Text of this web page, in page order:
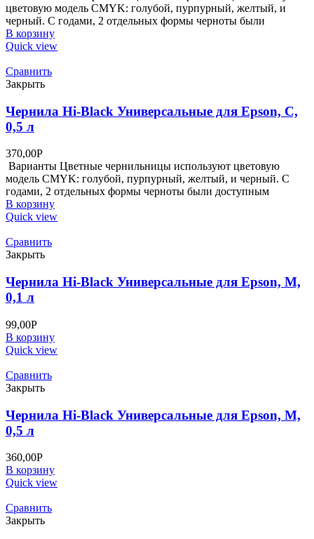
цветовую модель CMYK: голубой, пурпурный, желтый, и
черный. С годами, 2 отдельных формы черноты были
В корзину
Quick view
Сравнить
Закрыть
Чернила Hi-Black Универсальные для Epson, C,
0,5 л
370,00Р
Варианты Цветные чернильницы используют цветовую
модель CMYK: голубой, пурпурный, желтый, и черный. С
годами, 2 отдельных формы черноты были доступным
В корзину
Quick view
Сравнить
Закрыть
Чернила Hi-Black Универсальные для Epson, M,
0,1 л
99,00Р
В корзину
Quick view
Сравнить
Закрыть
Чернила Hi-Black Универсальные для Epson, M,
0,5 л
360,00Р
В корзину
Quick view
Сравнить
Закрыть